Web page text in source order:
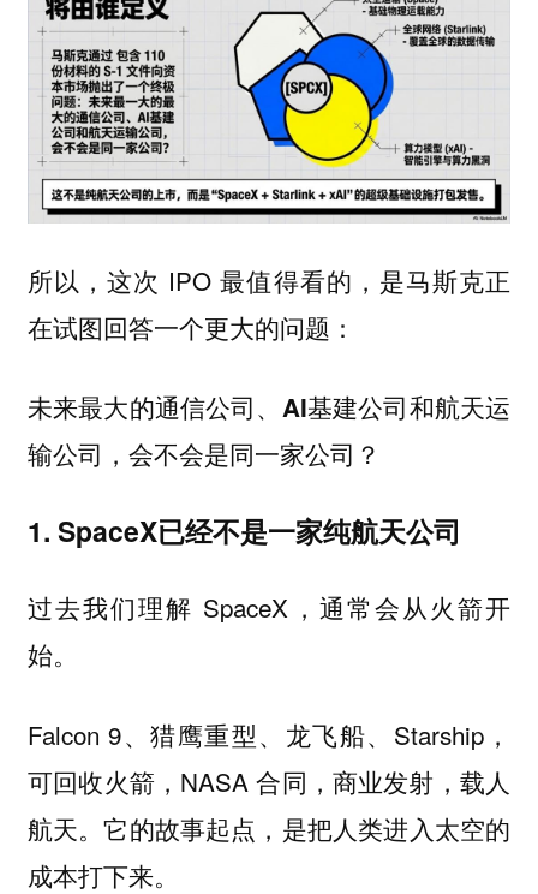
所以，这次 IPO 最值得看的，是马斯克正
在试图回答一个更大的问题：
未来最大的通信公司、AI基建公司和航天运
输公司，会不会是同一家公司？
1. SpaceX已经不是一家纯航天公司
过去我们理解 SpaceX，通常会从火箭开
始。
Falcon 9、猎鹰重型、龙飞船、Starship，
可回收火箭，NASA 合同，商业发射，载人
航天。它的故事起点，是把人类进入太空的
成本打下来。